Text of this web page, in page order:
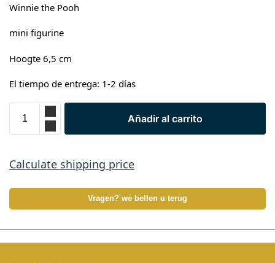
Winnie the Pooh
mini figurine
Hoogte 6,5 cm
El tiempo de entrega: 1-2 días
Añadir al carrito
Calculate shipping price
Vragen? we bellen u terug